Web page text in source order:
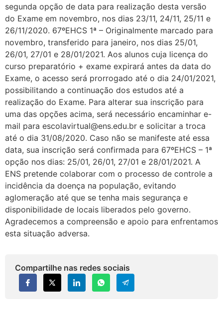
segunda opção de data para realização desta versão
do Exame em novembro, nos dias 23/11, 24/11, 25/11 e
26/11/2020. 67ºEHCS 1ª – Originalmente marcado para
novembro, transferido para janeiro, nos dias 25/01,
26/01, 27/01 e 28/01/2021. Aos alunos cuja licença do
curso preparatório + exame expirará antes da data do
Exame, o acesso será prorrogado até o dia 24/01/2021,
possibilitando a continuação dos estudos até a
realização do Exame. Para alterar sua inscrição para
uma das opções acima, será necessário encaminhar e-
mail para escolavirtual@ens.edu.br e solicitar a troca
até o dia 31/08/2020. Caso não se manifeste até essa
data, sua inscrição será confirmada para 67ºEHCS – 1ª
opção nos dias: 25/01, 26/01, 27/01 e 28/01/2021. A
ENS pretende colaborar com o processo de controle a
incidência da doença na população, evitando
aglomeração até que se tenha mais segurança e
disponibilidade de locais liberados pelo governo.
Agradecemos a compreensão e apoio para enfrentamos
esta situação adversa.
Compartilhe nas redes sociais